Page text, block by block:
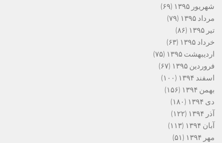
شهریور ۱۳۹۵
(۶۹)
مرداد ۱۳۹۵
(۷۹)
تیر ۱۳۹۵
(۸۶)
خرداد ۱۳۹۵
(۶۳)
اردیبهشت ۱۳۹۵
(۷۵)
فروردین ۱۳۹۵
(۶۷)
اسفند ۱۳۹۴
(۱۰۰)
بهمن ۱۳۹۴
(۱۵۶)
دی ۱۳۹۴
(۱۸۰)
آذر ۱۳۹۴
(۱۲۲)
آبان ۱۳۹۴
(۱۱۳)
مهر ۱۳۹۴
(۵۱)